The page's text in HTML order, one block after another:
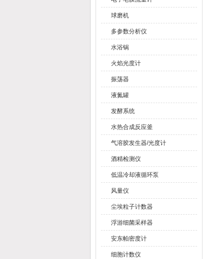
球磨机
多参数分析仪
水浴锅
火焰光度计
振荡器
液氮罐
发酵系统
水热合成反应釜
气溶胶发生器/光度计
酒精检测仪
低温冷却液循环泵
风量仪
尘埃粒子计数器
浮游细菌采样器
安东帕密度计
细胞计数仪